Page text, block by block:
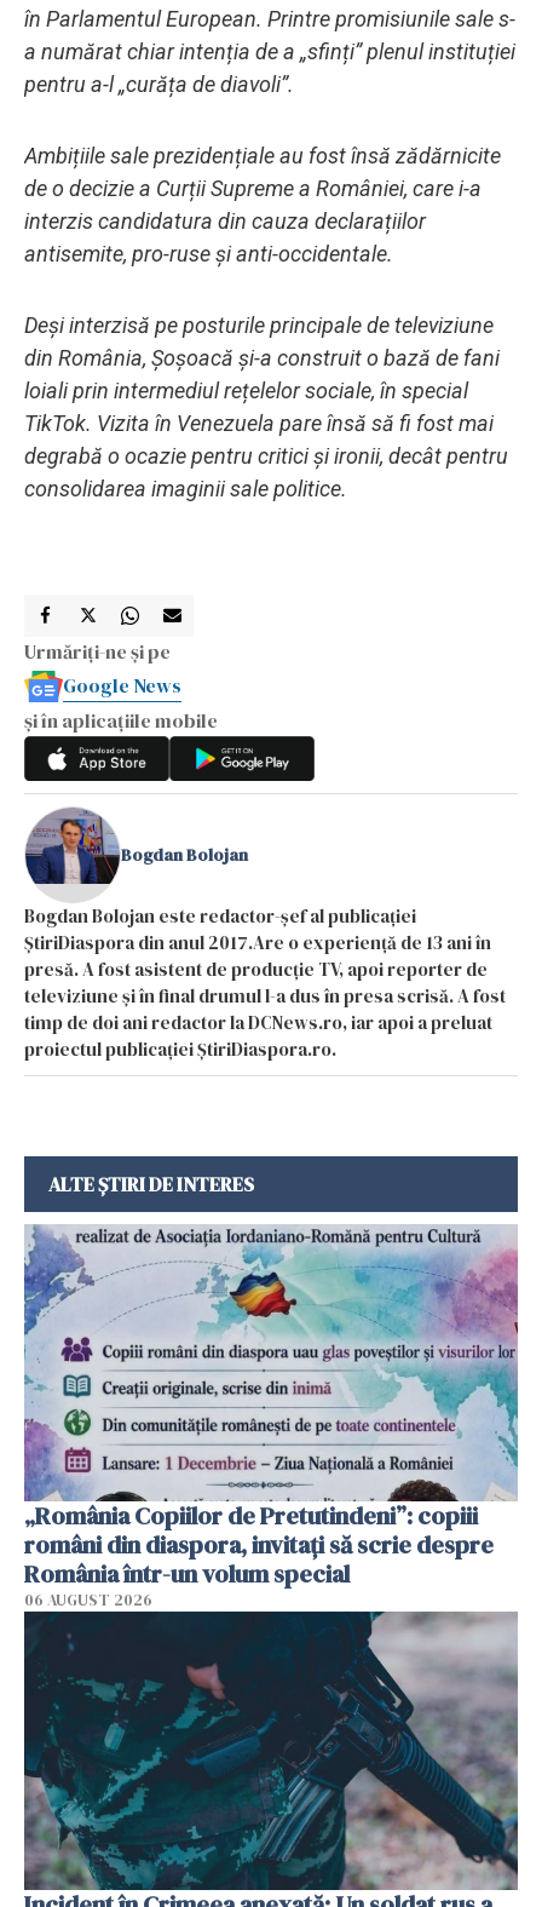
în Parlamentul European. Printre promisiunile sale s-
a numărat chiar intenția de a „sfinți” plenul instituției
pentru a-l „curăța de diavoli”.
Ambițiile sale prezidențiale au fost însă zădărnicite
de o decizie a Curții Supreme a României, care i-a
interzis candidatura din cauza declarațiilor
antisemite, pro-ruse și anti-occidentale.
Deși interzisă pe posturile principale de televiziune
din România, Șoșoacă și-a construit o bază de fani
loiali prin intermediul rețelelor sociale, în special
TikTok. Vizita în Venezuela pare însă să fi fost mai
degrabă o ocazie pentru critici și ironii, decât pentru
consolidarea imaginii sale politice.
Urmăriți-ne și pe
Google News
și în aplicațiile mobile
Bogdan Bolojan
Bogdan Bolojan este redactor-șef al publicației
ȘtiriDiaspora din anul 2017.Are o experiență de 13 ani în
presă. A fost asistent de producție TV, apoi reporter de
televiziune și în final drumul l-a dus în presa scrisă. A fost
timp de doi ani redactor la DCNews.ro, iar apoi a preluat
proiectul publicației ȘtiriDiaspora.ro.
ALTE ȘTIRI DE INTERES
„România Copiilor de Pretutindeni”: copiii
români din diaspora, invitați să scrie despre
România într-un volum special
06 AUGUST 2026